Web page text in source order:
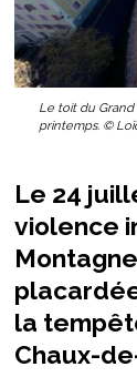
Le toit du
printemps. ©
Le 24
violence
la
Chaux-